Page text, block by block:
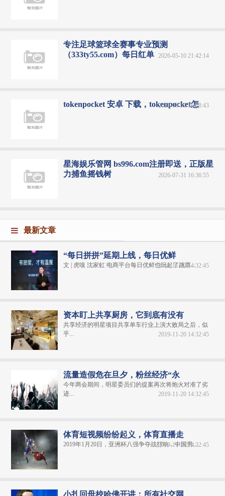
专注足球篮球全赛事专业预测
（333ty55.com）每日红单 2026-05-10 21:42:14
tokenpocket 安卓 下载，tokenpocket怎
2026-03-11 16:48:43
星海娱乐管网 bs996.com注册即送，正版星
力捕鱼摇钱树
2026-07-31 16:36:55
最新文章
“每日拼拼”延期上线，每日优鲜
文 | 虎嗅 沈家虹 电商平台每日优鲜也玩起了跳票...
2019-11-20 14:32:45
资本盯上共享厨房，它到底有没有
共享经济的明星项目共享单车行业上演大败局之后，似
乎...
2019-11-20 14:32:45
流量造假危在旦夕，粉丝经济“永
今年两会期间，明星委员们的提案再次将炮火对准了劣
迹...
2019-11-20 14:32:45
体育短视频纷纷起义，体育直播走
2019年1月20日，亚洲杯八强争夺战打响，中国男...
2019-11-20 14:32:45
小扎回母校哈佛开讲：所有社交网